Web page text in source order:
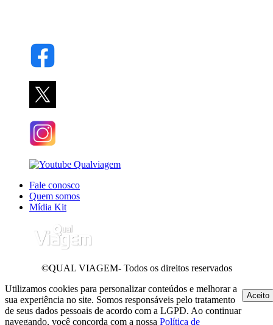
Fale conosco
Quem somos
Mídia Kit
©QUAL VIAGEM- Todos os direitos reservados
Utilizamos cookies para personalizar conteúdos e melhorar a
sua experiência no site. Somos responsáveis pelo tratamento
de seus dados pessoais de acordo com a LGPD. Ao continuar
navegando, você concorda com a nossa Política de
Aceito